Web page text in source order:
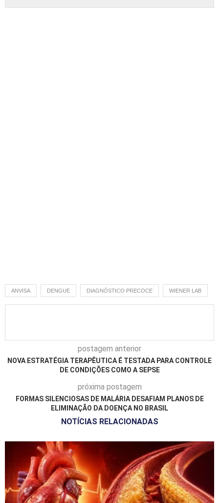
ANVISA DENGUE DIAGNÓSTICO PRECOCE WIENER LAB
postagem anterior
NOVA ESTRATÉGIA TERAPÊUTICA É TESTADA PARA CONTROLE
DE CONDIÇÕES COMO A SEPSE
próxima postagem
FORMAS SILENCIOSAS DE MALÁRIA DESAFIAM PLANOS DE
ELIMINAÇÃO DA DOENÇA NO BRASIL
NOTÍCIAS RELACIONADAS